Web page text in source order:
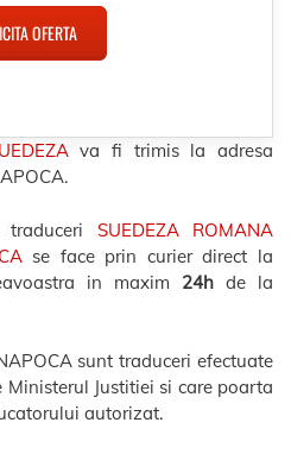
OFERTA
va fi trimis la adresa
SUEDEZA ROMANA
se face prin curier direct la
in maxim 24h de la
sunt traduceri efectuate
Justitiei si care poarta
autorizat.